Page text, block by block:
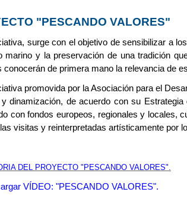
"PESCANDO VALORES"
surge con el objetivo de sensibilizar a
marino y la preservación de una tradición
conocerán de primera mano la relevancia de
promovida por la Asociación para el
dinamización, de acuerdo con su
con fondos europeos, regionales y locales,
visitas y reinterpretadas artísticamente por
DEL PROYECTO "PESCANDO VALORES".
VÍDEO: "PESCANDO VALORES".